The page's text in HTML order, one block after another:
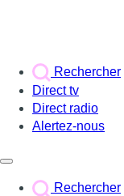
Rechercher
Direct tv
Direct radio
Alertez-nous
Rechercher